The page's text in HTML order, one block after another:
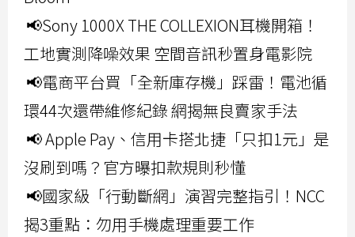
📢Sony 1000X THE COLLEXION耳機開箱！
工地實測降噪效果 空間音訊秒置身電影院
📢電商平台買「全新庫存機」踩雷！電池循
環44次還帶維修紀錄 網揭無良賣家手法
📢 Apple Pay、信用卡搭北捷「只扣1元」是
沒刷到嗎？官方曝扣款規則秒懂
📢國家級「行動斷網」演習完整指引！NCC
揭3重點：勿用手機處理重要工作